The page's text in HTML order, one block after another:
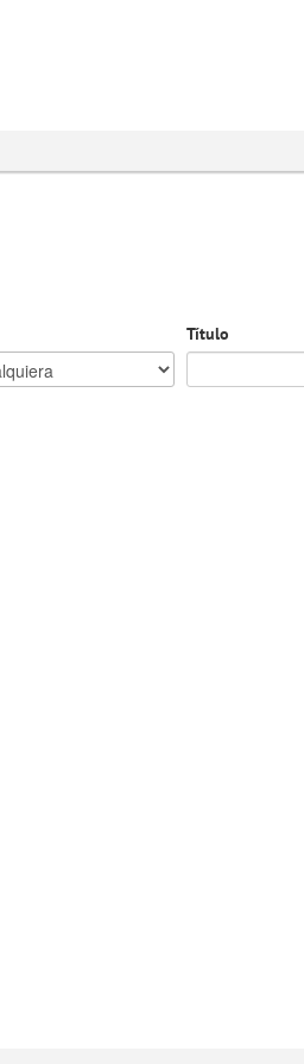
Título